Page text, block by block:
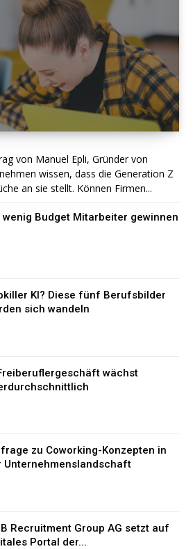
von Manuel Epli, Gründer von
wissen, dass die Generation Z
an sie stellt. Können Firmen...
wenig Budget Mitarbeiter gewinnen
KI? Diese fünf Berufsbilder
sich wandeln
wächst
zu Coworking-Konzepten in
Unternehmenslandschaft
Recruitment Group AG setzt auf
Portal der...